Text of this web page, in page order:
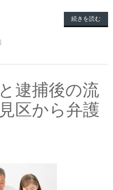
続きを読む
逮捕後の流
区から弁護